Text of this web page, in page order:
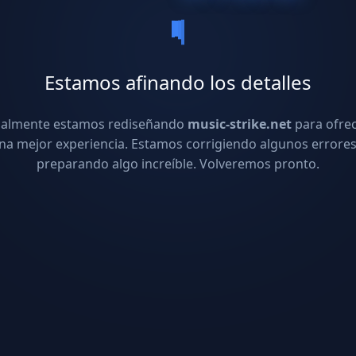
Estamos afinando los detalles
estamos rediseñando music-strike.net para
mejor experiencia. Estamos corrigiendo algunos
preparando algo increíble. Volveremos pronto.